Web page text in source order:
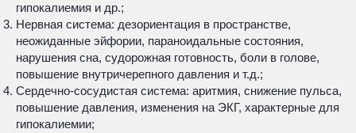
гипокалиемия и др.;
Нервная система: дезориентация в пространстве,
неожиданные эйфории, параноидальные состояния,
нарушения сна, судорожная готовность, боли в голове,
повышение внутричерепного давления и т.д.;
Сердечно-сосудистая система: аритмия, снижение пульса,
повышение давления, изменения на ЭКГ, характерные для
гипокалиемии;